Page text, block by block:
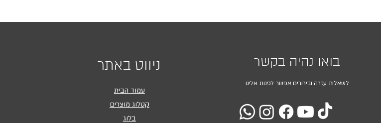
ניווט באתר
עמוד הבית
קטלוג מוצרים
בלוג
בואו נהיה בקשר
לשאלות עזרה ובירורים אפשר לפנות אלינו